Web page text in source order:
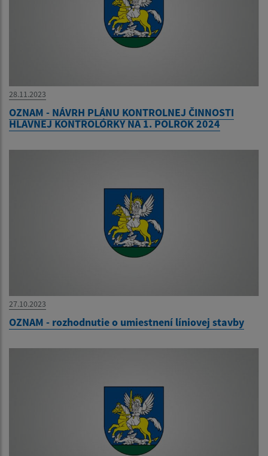
28.11.2023
OZNAM - NÁVRH PLÁNU KONTROLNEJ ČINNOSTI
HLAVNEJ KONTROLÓRKY NA 1. POLROK 2024
27.10.2023
OZNAM - rozhodnutie o umiestnení líniovej stavby